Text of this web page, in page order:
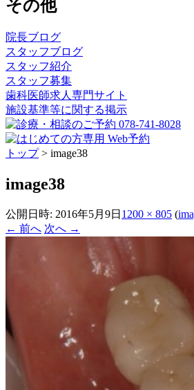
その他
院長ブログ
スタッフブログ
スタッフ紹介
スタッフ募集
歯科医師求人専門サイト
施設基準等に関する掲示
トップ> image38
image38
公開日時: 2016年5月9日 1200 × 805 (
← 前へ 次へ →